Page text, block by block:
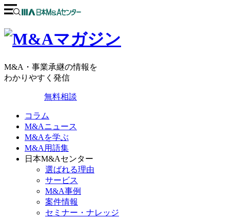
M&A・事業承継の情報を
わかりやすく発信
無料相談
コラム
M&Aニュース
M&Aを学ぶ
M&A用語集
日本M&Aセンター
選ばれる理由
サービス
M&A事例
案件情報
セミナー・ナレッジ